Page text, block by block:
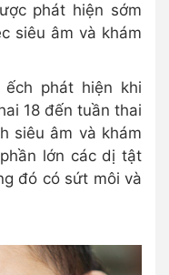
phát hiện sớm
siêu âm và khám
phát hiện khi
18 đến tuần thai
siêu âm và khám
lớn các dị tật
đó có sứt môi và